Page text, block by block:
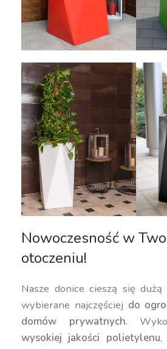
Nowoczesność w
otoczeniu!
Nasze donice cieszą się dużą
wybierane najczęściej do
domów prywatnych.
wysokiej jakości polietylenu,